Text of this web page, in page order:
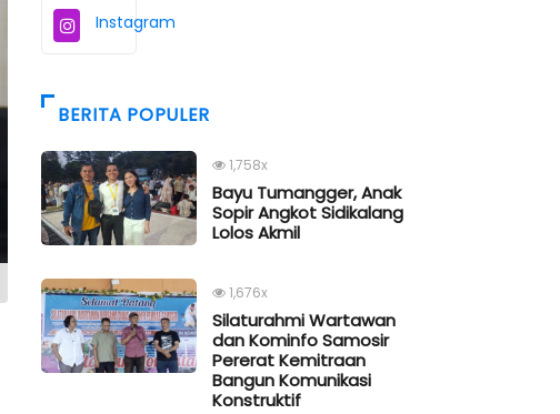
Instagram
BERITA POPULER
1,758x
Bayu Tumangger, Anak
Sopir Angkot Sidikalang
Lolos Akmil
1,676x
Silaturahmi Wartawan
dan Kominfo Samosir
Pererat Kemitraan
Bangun Komunikasi
Konstruktif